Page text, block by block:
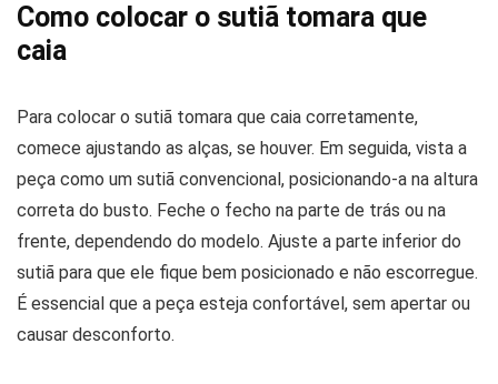
Como colocar o sutiã tomara que
caia
Para colocar o sutiã tomara que caia corretamente,
comece ajustando as alças, se houver. Em seguida, vista a
peça como um sutiã convencional, posicionando-a na altura
correta do busto. Feche o fecho na parte de trás ou na
frente, dependendo do modelo. Ajuste a parte inferior do
sutiã para que ele fique bem posicionado e não escorregue.
É essencial que a peça esteja confortável, sem apertar ou
causar desconforto.